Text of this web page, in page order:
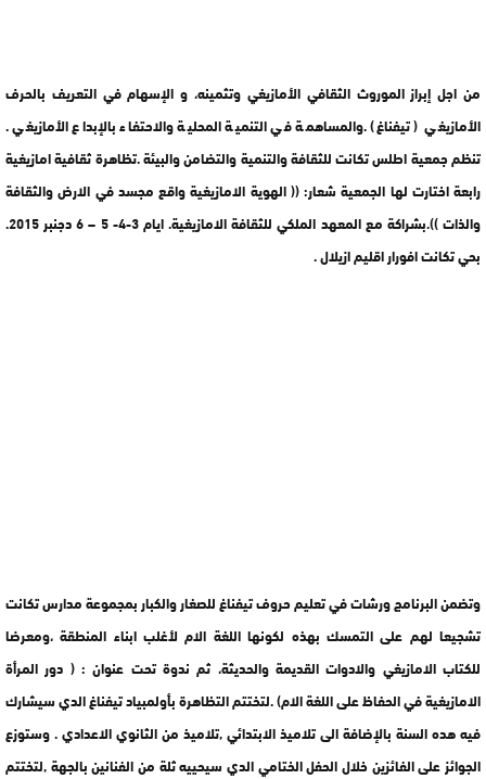
من اجل إبراز الموروث الثقافي الأمازيغي وتثمينه، و الإسهام في التعريف بالحرف
الأمازيغي ( تيفناغ) .والمساهمة في التنمية المحلية والاحتفاء بالإبداع الأمازيغي .
تنظم جمعية اطلس تكانت للثقافة والتنمية والتضامن والبيئة .تظاهرة ثقافية امازيغية
رابعة اختارت لها الجمعية شعار: (( الهوية الامازيغية واقع مجسد في الارض والثقافة
والذات )).بشراكة مع المعهد الملكي للثقافة الامازيغية. ايام 3-4- 5 – 6 دجنبر 2015.
بحي تكانت افورار اقليم ازيلال .
وتضمن البرنامج ورشات في تعليم حروف تيفناغ للصغار والكبار بمجموعة مدارس تكانت
تشجيعا لهم على التمسك بهذه لكونها اللغة الام لأغلب ابناء المنطقة ،ومعرضا
للكتاب الامازيغي والادوات القديمة والحديثة، ثم ندوة تحت عنوان : ( دور المرأة
الامازيغية في الحفاظ على اللغة الام) .لتختتم التظاهرة بأولمبياد تيفناغ الدي سيشارك
فيه هده السنة بالإضافة الى تلاميذ الابتدائي ,تلاميذ من الثانوي الاعدادي . وستوزع
الجوائز على الفائزين خلال الحفل الختامي الدي سيحييه ثلة من الفنانين بالجهة ,لتختتم